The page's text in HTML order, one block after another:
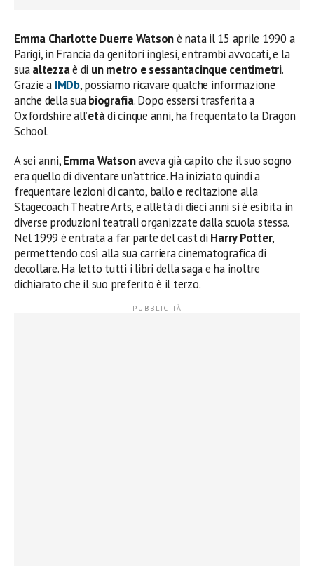
Emma Charlotte Duerre Watsonè nata il 15 aprile 1990 a
Parigi, in Francia da genitori inglesi, entrambi avvocati, e la
suaaltezzaè di un metro e sessantacinque centimetri.
Grazie a IMDb, possiamo ricavare qualche informazione
anche della suabiografia. Dopo essersi trasferita a
Oxfordshire all’etàdi cinque anni, ha frequentato la Dragon
School.
A sei anni,Emma Watsonaveva già capito che il suo sogno
era quello di diventare un’attrice. Ha iniziato quindi a
frequentare lezioni di canto, ballo e recitazione alla
Stagecoach Theatre Arts, e all’età di dieci anni si è esibita in
diverse produzioni teatrali organizzate dalla scuola stessa.
Nel 1999 è entrata a far parte del cast di Harry Potter,
permettendo così alla sua carriera cinematografica di
decollare. Ha letto tutti i libri della saga e ha inoltre
dichiarato che il suo preferito è il terzo.